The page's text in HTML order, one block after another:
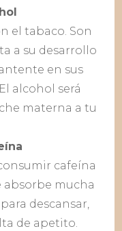
el tabaco. Son
a su desarrollo
en sus
alcohol será
materna a tu
cafeína
absorbe mucha
descansar,
de apetito.